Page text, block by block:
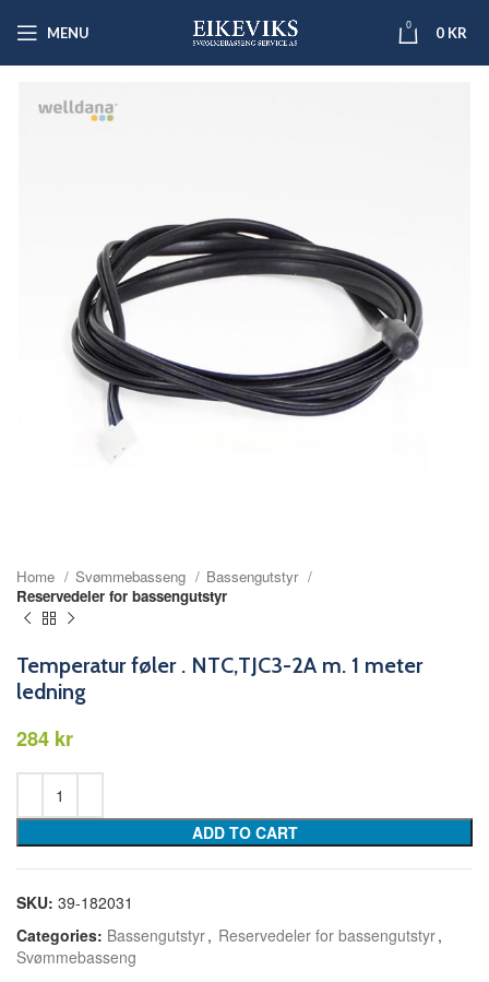
MENU 0 0 KR
Home Svømmebasseng
Bassengutstyr
Reservedeler for bassengutstyr
Temperatur føler . NTC,TJC3-2A m. 1 meter
ledning
kr
ADD TO CART
SKU: 39-182031
Categories: Bassengutstyr, Reservedeler for bassengutstyr,
Svømmebasseng